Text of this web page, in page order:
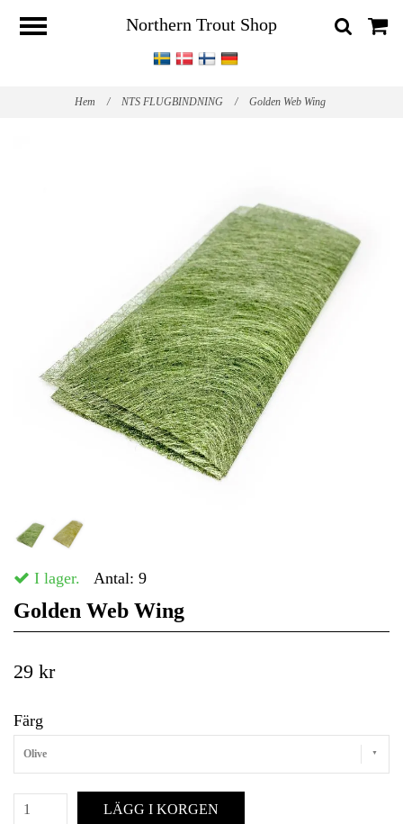
Northern Trout Shop
Hem / NTS FLUGBINDNING / Golden Web Wing
I lager. Antal: 9
Golden Web Wing
29 kr
Färg
Olive
LÄGG I KORGEN